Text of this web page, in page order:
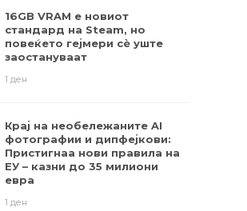
16GB VRAM е новиот
стандард на Steam, но
повеќето гејмери ​​сè уште
заостануваат
1 ден
Крај на необележаните AI
фотографии и дипфејкови:
Пристигнаа нови правила на
ЕУ – казни до 35 милиони
евра
1 ден